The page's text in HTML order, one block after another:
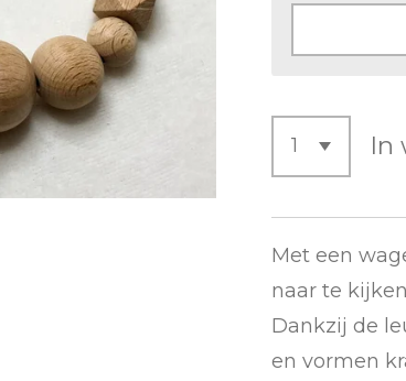
In
Met een
naar te
Dankzij de
en vormen